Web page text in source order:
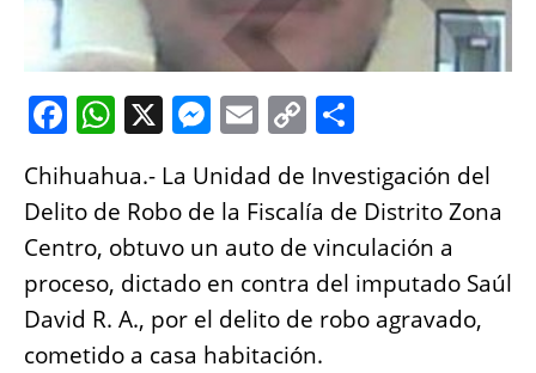
F
c
e
b
o
o
W
at
s
A
p
p
X M
ss
e
n
g
er
E
m
ai
l
C
p
y
Li
n
k
a
re
Chihuahua.- La Unidad de Investigación del
Delito de Robo de la Fiscalía de Distrito Zona
Centro, obtuvo un auto de vinculación a
proceso, dictado en contra del imputado Saúl
David R. A., por el delito de robo agravado,
cometido a casa habitación.